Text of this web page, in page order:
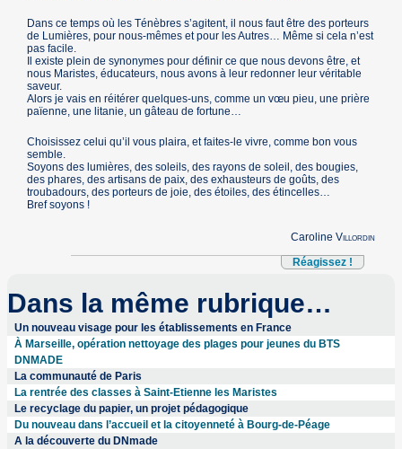
Dans ce temps où les Ténèbres s’agitent, il nous faut être des porteurs
de Lumières, pour nous-mêmes et pour les Autres… Même si cela n’est
pas facile.
Il existe plein de synonymes pour définir ce que nous devons être, et
nous Maristes, éducateurs, nous avons à leur redonner leur véritable
saveur.
Alors je vais en réitérer quelques-uns, comme un vœu pieu, une prière
païenne, une litanie, un gâteau de fortune…
Choisissez celui qu’il vous plaira, et faites-le vivre, comme bon vous
semble.
Soyons des lumières, des soleils, des rayons de soleil, des bougies,
des phares, des artisans de paix, des exhausteurs de goûts, des
troubadours, des porteurs de joie, des étoiles, des étincelles…
Bref soyons !
Caroline Villordin
Réagissez !
Dans la même rubrique…
Un nouveau visage pour les établissements en France
À Marseille, opération nettoyage des plages pour jeunes du BTS
DNMADE
La communauté de Paris
La rentrée des classes à Saint-Etienne les Maristes
Le recyclage du papier, un projet pédagogique
Du nouveau dans l’accueil et la citoyenneté à Bourg-de-Péage
A la découverte du DNmade